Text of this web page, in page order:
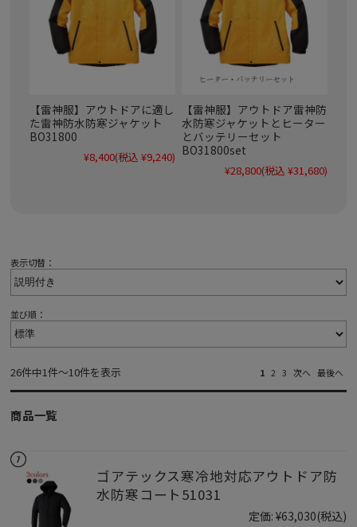
【雷神服】アウトドアに適し
た雷神防水防寒ジャケット
BO31800
¥8,400(税込 ¥9,240)
【雷神服】アウトドア雷神防
水防寒ジャケットとヒーター
とバッテリーセット
BO31800set
¥28,800(税込 ¥31,680)
表示切替：
並び順：
26件中1件～10件を表示 1 2 3 次へ 最後へ
商品一覧
ゴアテックス寒冷地対応アウトドア防
水防寒コート51031
定価: ¥63,030(税込)